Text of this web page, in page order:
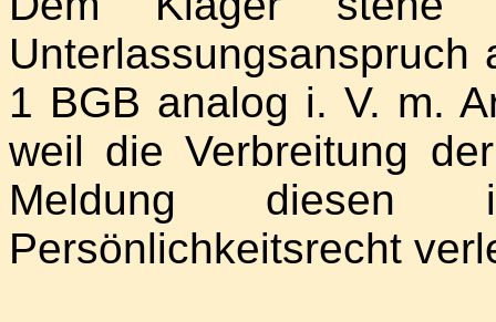
1 BGB analog i. V. m.
weil die Verbreitung
Meldung diesen
Persönlichkeitsrecht